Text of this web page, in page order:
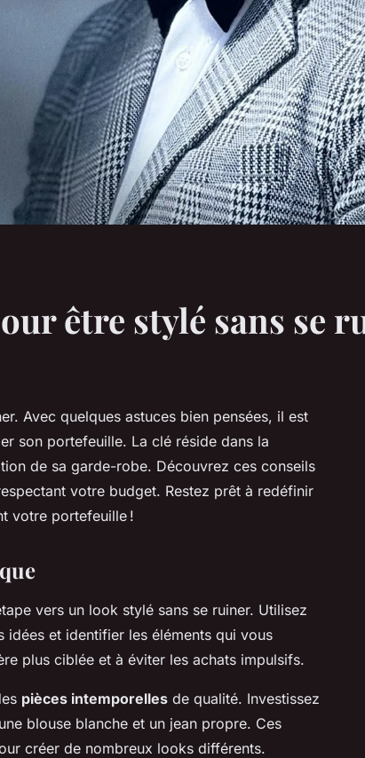
être stylé sans se
Avec quelques astuces bien pensées, il est
son portefeuille. La clé réside dans la
de sa garde-robe. Découvrez ces conseils
votre budget. Restez prêt à redéfinir
votre portefeuille !
vers un look stylé sans se ruiner. Utilisez
et identifier les éléments qui vous
plus ciblée et à éviter les achats impulsifs.
pièces intemporelles de qualité. Investissez
blouse blanche et un jean propre. Ces
créer de nombreux looks différents.